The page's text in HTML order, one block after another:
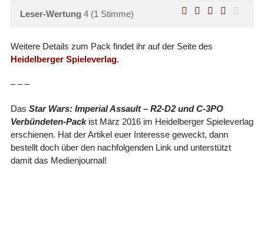
Leser-Wertung 4 (1 Stimme)
Weitere Details zum Pack findet ihr auf der Seite des
Heidelberger Spieleverlag.
– – –
Das Star Wars: Imperial Assault – R2-D2 und C-3PO
Verbündeten-Packist März 2016 im Heidelberger Spieleverlag
erschienen. Hat der Artikel euer Interesse geweckt, dann
bestellt doch über den nachfolgenden Link und unterstützt
damit das Medienjournal!